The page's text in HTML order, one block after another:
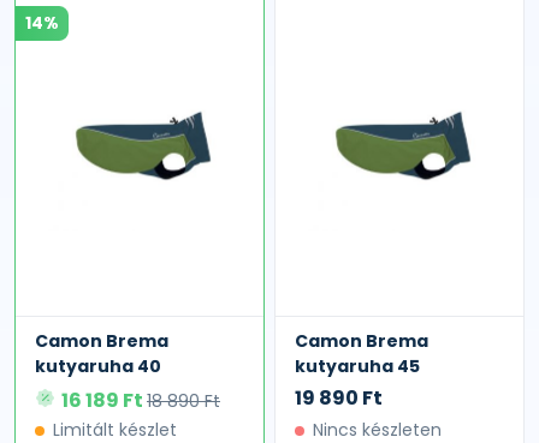
14%
Camon Brema
kutyaruha 40
16 189 Ft 18 890 Ft
Limitált készlet
Camon Brema
kutyaruha 45
19 890 Ft
Nincs készleten